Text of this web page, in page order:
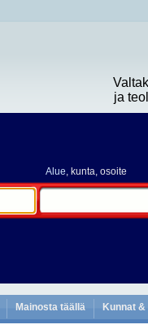
ja
Alue, kunta, osoite
Mainosta täällä Kunnat